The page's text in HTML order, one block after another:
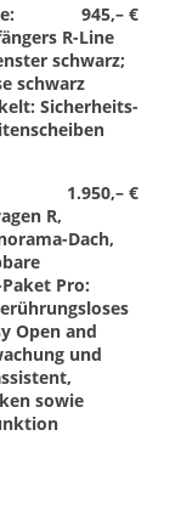
945,– €
R-Line
schwarz;
schwarz
Sicherheits-
1.950,– €
R,
Dach,
Pro:
Open and
und
sowie